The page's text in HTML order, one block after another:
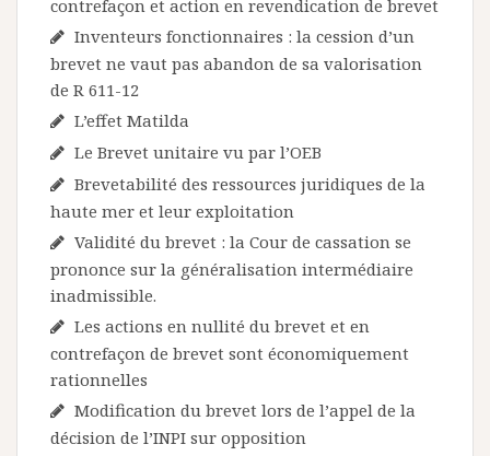
contrefaçon et action en revendication de brevet
Inventeurs fonctionnaires : la cession d’un
brevet ne vaut pas abandon de sa valorisation
de R 611-12
L’effet Matilda
Le Brevet unitaire vu par l’OEB
Brevetabilité des ressources juridiques de la
haute mer et leur exploitation
Validité du brevet : la Cour de cassation se
prononce sur la généralisation intermédiaire
inadmissible.
Les actions en nullité du brevet et en
contrefaçon de brevet sont économiquement
rationnelles
Modification du brevet lors de l’appel de la
décision de l’INPI sur opposition